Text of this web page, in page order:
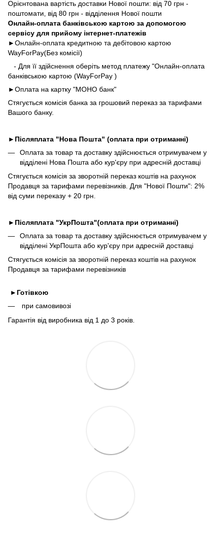
Орієнтована вартість доставки Нової пошти: від 70 грн -
поштомати, від 80 грн - відділення Нової пошти
Онлайн-оплата банківською картою за допомогою
сервісу для прийому інтернет-платежів
►Онлайн-оплата кредитною та дебітовою картою
WayForPay(Без комісії)
- Для її здійснення оберіть метод платежу "Онлайн-оплата
банківською картою (WayForPay )
►Оплата на картку "МОНО банк"
Стягується комісія банка за грошовий переказ за тарифами
Вашого банку.
► Післяплата "Нова Пошта" (оплата при отриманні)
Оплата за товар та доставку здійснюється отримувачем у
відділені Нова Пошта або кур'єру при адресній доставці
Стягується комісія за зворотній переказ коштів на рахунок
Продавця за тарифами перевізників. Для "Нової Пошти": 2%
від суми переказу + 20 грн.
► Післяплата "УкрПошта"(оплата при отриманні)
Оплата за товар та доставку здійснюється отримувачем у
відділені УкрПошта або кур'єру при адресній доставці
Стягується комісія за зворотній переказ коштів на рахунок
Продавця за тарифами перевізників
► Готівкою
при самовивозі
Гарантія від виробника від 1 до 3 років.